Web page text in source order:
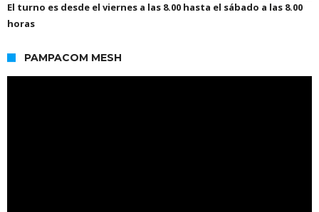
El turno es desde el viernes a las 8.00 hasta el sábado a las 8.00
horas
PAMPACOM MESH